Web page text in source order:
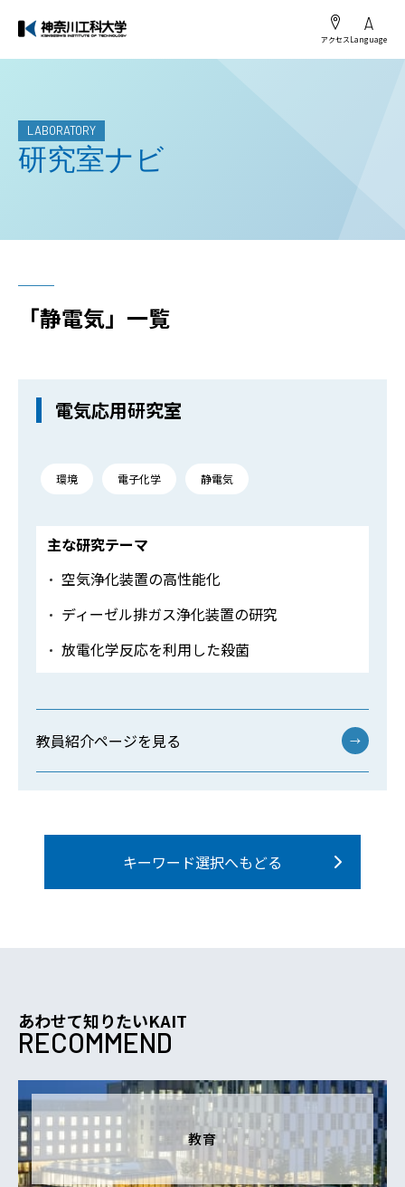
アクセスLanguage
LABORATORY
研究室ナビ
「静電気」一覧
電気応用研究室
環境 電子化学 静電気
主な研究テーマ
空気浄化装置の高性能化
ディーゼル排ガス浄化装置の研究
放電化学反応を利用した殺菌
教員紹介ページを見る →
キーワード選択へもどる
あわせて知りたいKAIT
RECOMMEND
教育